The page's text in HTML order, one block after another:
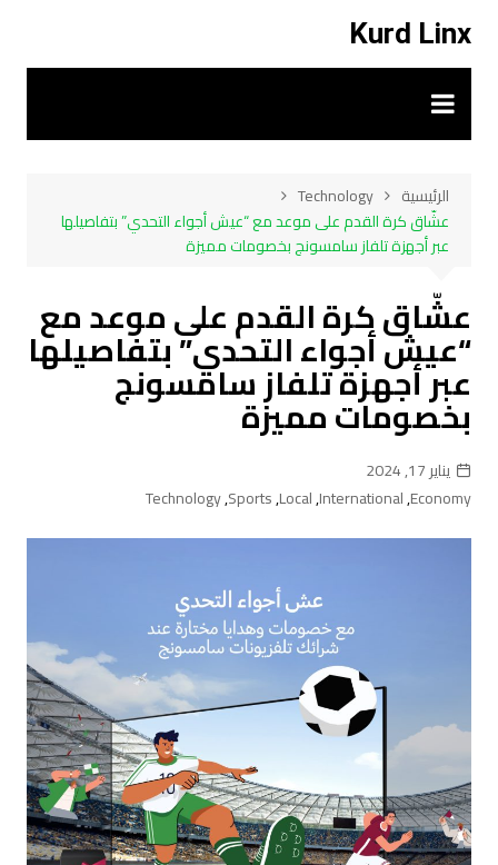
المحتوى
Kurd Linx
الرئيسية
Technology
عشّاق كرة القدم على موعد مع “عيش أجواء التحدي” بتفاصيلها
عبر أجهزة تلفاز سامسونج بخصومات مميزة
عشّاق كرة القدم على موعد مع
“عيش أجواء التحدي” بتفاصيلها
عبر أجهزة تلفاز سامسونج
بخصومات مميزة
يناير 17, 2024
Economy
,
International
,
Local
,
Sports
,
Technology